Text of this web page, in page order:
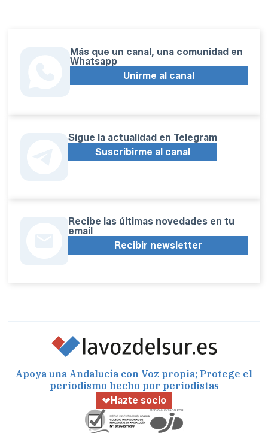
Más que un canal, una comunidad en
Whatsapp
Unirme al canal
Sígue la actualidad en Telegram
Suscribirme al canal
Recibe las últimas novedades en tu
email
Recibir newsletter
Apoya una Andalucía con Voz propia; Protege el
periodismo hecho por periodistas
Hazte socio